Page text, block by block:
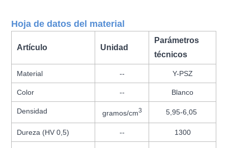
Hoja de datos del material
Artículo Unidad
Parámetros
técnicos
Material -- Y-PSZ
Color -- Blanco
Densidad gramos/cm3 5,95-6,05
Dureza (HV 0,5) -- 1300